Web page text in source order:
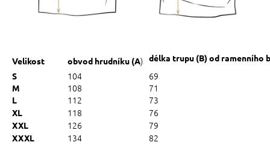
Velikost obvod hrudníku (A) délka trupu (B) od ramenního
S
104 69
M 108 71
L 112 73
XL 118 76
XXL 126 79
XXXL 134
82